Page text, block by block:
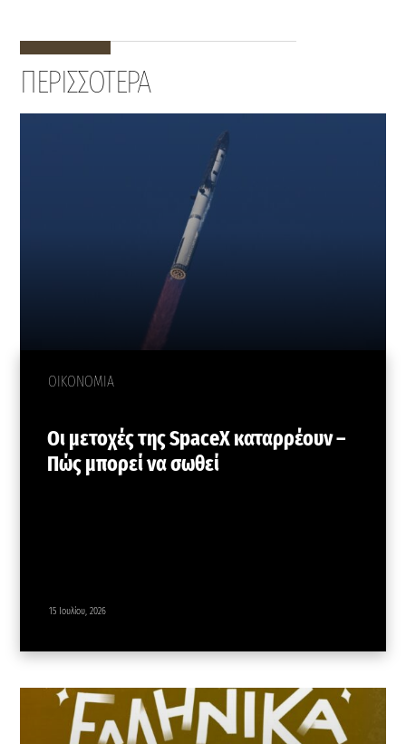
ΠΕΡΙΣΣΟΤΕΡΑ
ΟΙΚΟΝΟΜΙΑ
Οι μετοχές της SpaceX καταρρέουν –
Πώς μπορεί να σωθεί
15 Ιουλίου, 2026